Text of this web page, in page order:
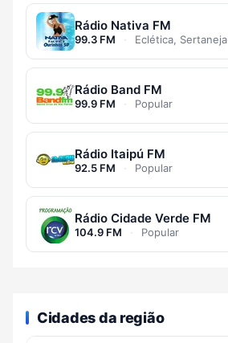
Rádio Nativa FM
99.3 FM · Eclética, Sertaneja
Rádio Band FM
99.9 FM · Popular
Rádio Itaipú FM
92.5 FM · Popular
Rádio Cidade Verde FM
104.9 FM · Popular
Cidades da região